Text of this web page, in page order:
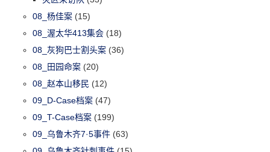
08_杨佳案 (15)
08_渥太华413集会 (18)
08_灰狗巴士割头案 (36)
08_田园命案 (20)
08_赵本山移民 (12)
09_D-Case档案 (47)
09_T-Case档案 (199)
09_乌鲁木齐7·5事件 (63)